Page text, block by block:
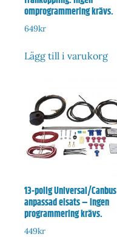
omprogrammering krävs.
649kr
Lägg till i varukorg
13-polig Universal/Canbus
anpassad elsats – Ingen
programmering krävs.
449kr